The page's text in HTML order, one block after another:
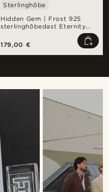
Hidden Gem | Frost 925
sterlinghõbedast Eternity
Sterlinghõbe
179,00 €